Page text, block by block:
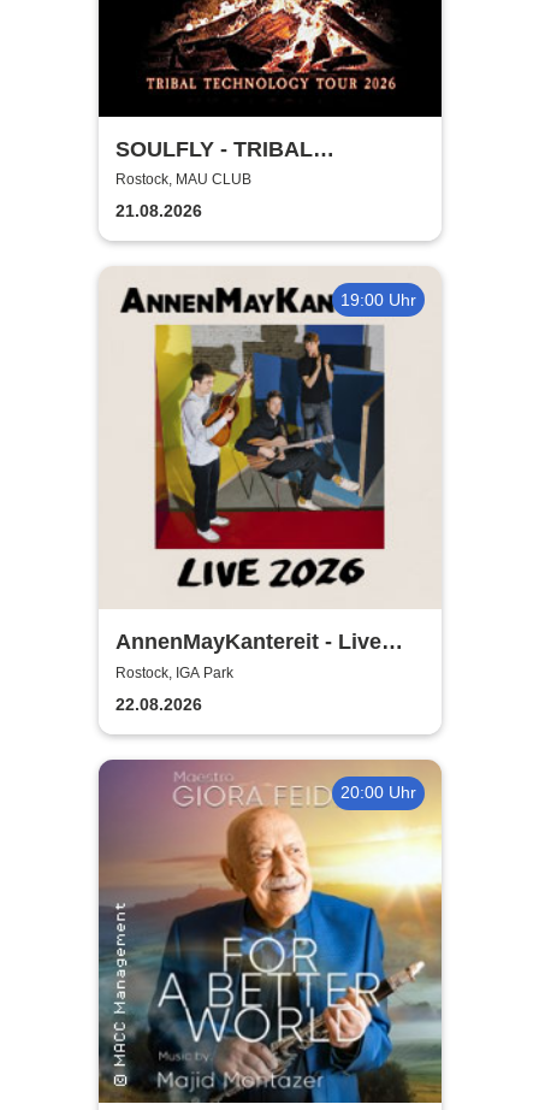
SOULFLY - TRIBAL
TECHNOLOGY TOUR 2026
Rostock, MAU CLUB
21.08.2026
19:00 Uhr
AnnenMayKantereit - Live
2026
Rostock, IGA Park
22.08.2026
20:00 Uhr